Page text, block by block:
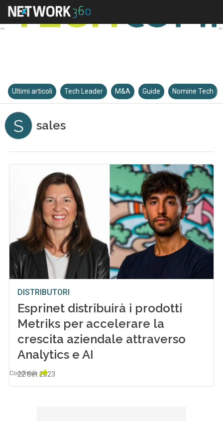
Ultimi articoli Tech Leader M&A Guide Nomine Tech
S sales
DISTRIBUTORI
Esprinet distribuirà i prodotti
Metriks per accelerare la
crescita aziendale attraverso
Analytics e AI
22 Set 2023
Condividi